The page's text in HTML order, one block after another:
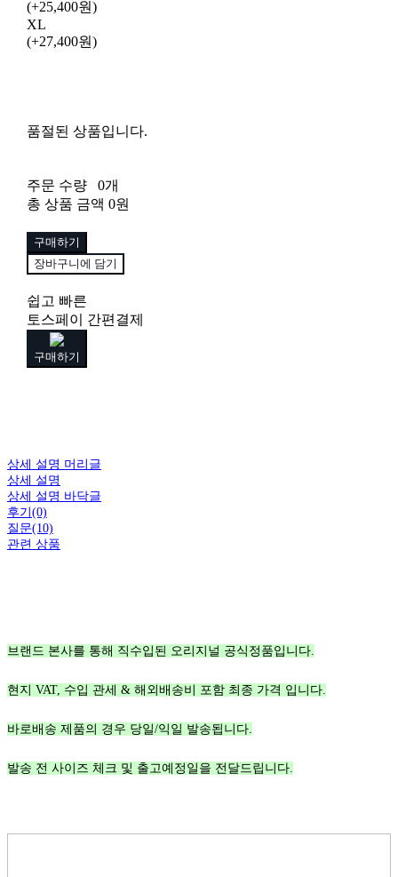
(+25,400원)
XL
(+27,400원)
품절된 상품입니다.
주문 수량
0개
총 상품 금액 0원
구매하기
장바구니에 담기
쉽고 빠른
토스페이 간편결제
구매하기
상세 설명 머리글
상세 설명
상세 설명 바닥글
후기(0)
질문(10)
관련 상품
브랜드 본사를 통해 직수입된 오리지널 공식정품입니다.
현지 VAT, 수입 관세 & 해외배송비 포함 최종 가격 입니다.
바로배송 제품의 경우 당일/익일 발송됩니다.
발송 전 사이즈 체크 및 출고예정일을 전달드립니다.